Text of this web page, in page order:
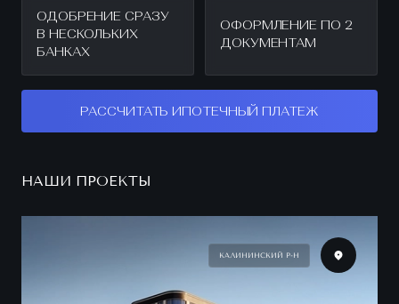
ОДОБРЕНИЕ СРАЗУ
В НЕСКОЛЬКИХ
БАНКАХ
ОФОРМЛЕНИЕ ПО 2
ДОКУМЕНТАМ
РАССЧИТАТЬ ИПОТЕЧНЫЙ ПЛАТЕЖ
НАШИ ПРОЕКТЫ
КАЛИНИНСКИЙ Р-Н